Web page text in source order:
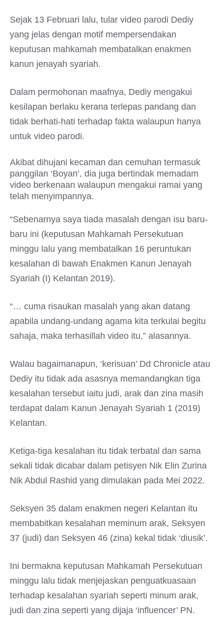
Sejak 13 Februari lalu, tular video parodi Dediy
yang jelas dengan motif mempersendakan
keputusan mahkamah membatalkan enakmen
kanun jenayah syariah.
Dalam permohonan maafnya, Dediy mengakui
kesilapan berlaku kerana terlepas pandang dan
tidak berhati-hati terhadap fakta walaupun hanya
untuk video parodi.
Akibat dihujani kecaman dan cemuhan termasuk
panggilan ‘Boyan’, dia juga bertindak memadam
video berkenaan walaupun mengakui ramai yang
telah menyimpannya.
“Sebenarnya saya tiada masalah dengan isu baru-
baru ini (keputusan Mahkamah Persekutuan
minggu lalu yang membatalkan 16 peruntukan
kesalahan di bawah Enakmen Kanun Jenayah
Syariah (I) Kelantan 2019).
“… cuma risaukan masalah yang akan datang
apabila undang-undang agama kita terkulai begitu
sahaja, maka terhasillah video itu,” alasannya.
Walau bagaimanapun, ‘kerisuan’ Dd Chronicle atau
Dediy itu tidak ada asasnya memandangkan tiga
kesalahan tersebut iaitu judi, arak dan zina masih
terdapat dalam Kanun Jenayah Syariah 1 (2019)
Kelantan.
Ketiga-tiga kesalahan itu tidak terbatal dan sama
sekali tidak dicabar dalam petisyen Nik Elin Zurina
Nik Abdul Rashid yang dimulakan pada Mei 2022.
Seksyen 35 dalam enakmen negeri Kelantan itu
membabitkan kesalahan meminum arak, Seksyen
37 (judi) dan Seksyen 46 (zina) kekal tidak ‘diusik’.
Ini bermakna keputusan Mahkamah Persekutuan
minggu lalu tidak menjejaskan penguatkuasaan
terhadap kesalahan syariah seperti minum arak,
judi dan zina seperti yang dijaja ‘influencer’ PN.